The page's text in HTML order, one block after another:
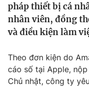
Tin tức
Thế giới đó đây
Kinh tế
Thị trường
Góc doanh nghiệp
Truyền hình
pháp thiết bị cá
nhân viên, đồng
và điều kiện làm
Theo đơn kiện do
cáo số tại Apple,
Chủ nhật, công ty